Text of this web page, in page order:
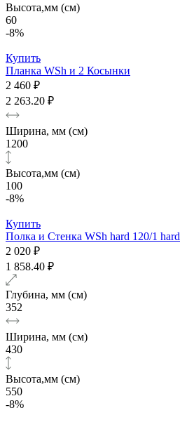
Высота,мм (см)
60
-8%
Купить
Планка WSh и 2 Косынки
2 460 ₽
2 263.20 ₽
Ширина, мм (см)
1200
Высота,мм (см)
100
-8%
Купить
Полка и Стенка WSh hard 120/1 hard
2 020 ₽
1 858.40 ₽
Глубина, мм (см)
352
Ширина, мм (см)
430
Высота,мм (см)
550
-8%